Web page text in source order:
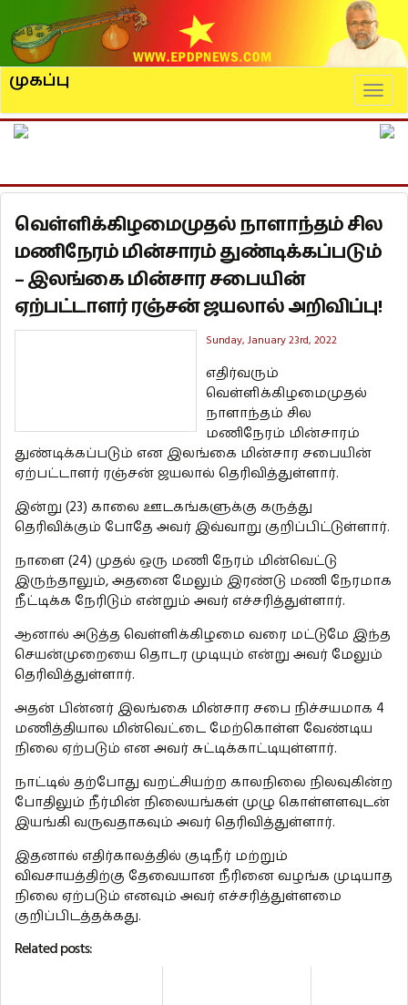
முகப்பு
வெள்ளிக்கிழமைமுதல் நாளாந்தம் சில
மணிநேரம் மின்சாரம் துண்டிக்கப்படும்
– இலங்கை மின்சார சபையின்
ஏற்பட்டாளர் ரஞ்சன் ஜயலால் அறிவிப்பு!
Sunday, January 23rd, 2022
எதிர்வரும்
வெள்ளிக்கிழமைமுதல்
நாளாந்தம் சில
மணிநேரம் மின்சாரம்
துண்டிக்கப்படும் என இலங்கை மின்சார சபையின்
ஏற்பட்டாளர் ரஞ்சன் ஜயலால் தெரிவித்துள்ளார்.
இன்று (23) காலை ஊடகங்களுக்கு கருத்து
தெரிவிக்கும் போதே அவர் இவ்வாறு குறிப்பிட்டுள்ளார்.
நாளை (24) முதல் ஒரு மணி நேரம் மின்வெட்டு
இருந்தாலும், அதனை மேலும் இரண்டு மணி நேரமாக
நீட்டிக்க நேரிடும் என்றும் அவர் எச்சரித்துள்ளார்.
ஆனால் அடுத்த வெள்ளிக்கிழமை வரை மட்டுமே இந்த
செயன்முறையை தொடர முடியும் என்று அவர் மேலும்
தெரிவித்துள்ளார்.
அதன் பின்னர் இலங்கை மின்சார சபை நிச்சயமாக 4
மணித்தியால மின்வெட்டை மேற்கொள்ள வேண்டிய
நிலை ஏற்படும் என அவர் சுட்டிக்காட்டியுள்ளார்.
நாட்டில் தற்போது வறட்சியற்ற காலநிலை நிலவுகின்ற
போதிலும் நீர்மின் நிலையங்கள் முழு கொள்ளளவுடன்
இயங்கி வருவதாகவும் அவர் தெரிவித்துள்ளார்.
இதனால் எதிர்காலத்தில் குடிநீர் மற்றும்
விவசாயத்திற்கு தேவையான நீரினை வழங்க முடியாத
நிலை ஏற்படும் எனவும் அவர் எச்சரித்துள்ளமை
குறிப்பிடத்தக்கது.
Related posts: